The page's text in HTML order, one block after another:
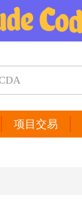
项目交易